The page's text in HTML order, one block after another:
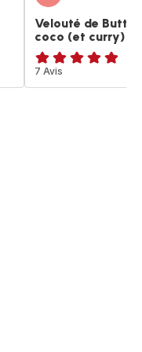
Velouté de
coco (et curry)
Avis
5
7 Avis